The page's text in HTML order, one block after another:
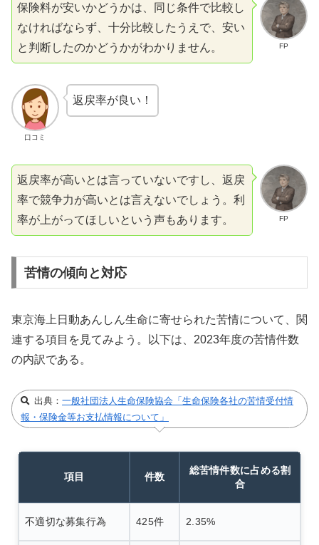
FP
保険料が安いかどうかは、同じ条件で比較し
なければならず、十分比較したうえで、安い
と判断したのかどうかがわかりません。
口コミ
返戻率が良い！
FP
返戻率が高いとは言っていないですし、返戻
率で競争力が高いとは言えないでしょう。利
率が上がってほしいという声もあります。
苦情の傾向と対応
東京海上日動あんしん生命に寄せられた苦情について、関
連する項目を見てみよう。以下は、2023年度の苦情件数
の内訳である。
出典： 一般社団法人生命保険協会「生命保険各社の苦情受付情
報・保険金等お支払情報について」
項目 件数
総苦情件数に占める割
合
不適切な募集行為 425件 2.35%